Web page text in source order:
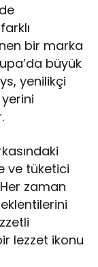
bir marka
büyük
yenilikçi
ve tüketici
zaman
lezzet ikonu